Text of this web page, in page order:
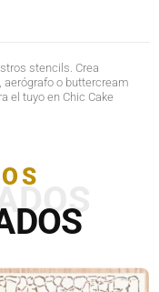
stencils. Crea
o buttercream
el tuyo en Chic Cake